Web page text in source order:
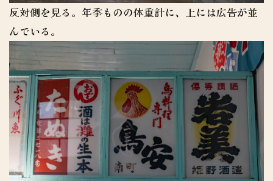
反対側を見る。年季ものの体重計に、上には広告が並
んでいる。